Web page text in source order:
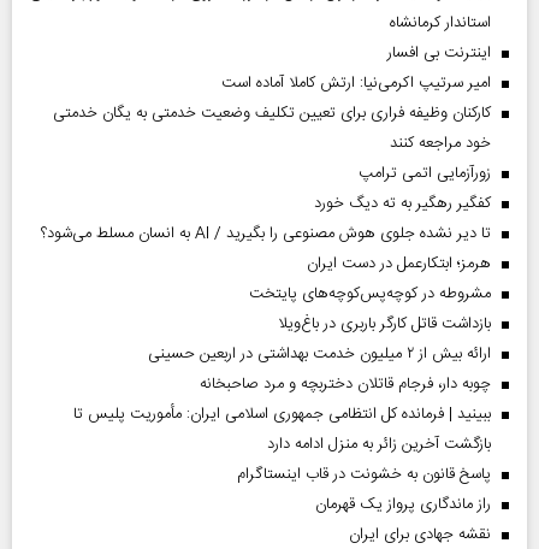
استاندار کرمانشاه
اینترنت بی افسار
امیر سرتیپ اکرمی‌نیا: ارتش کاملا آماده است
کارکنان وظیفه فراری برای تعیین تکلیف وضعیت خدمتی به یگان خدمتی
خود مراجعه کنند
زورآزمایی اتمی ترامپ
کفگیر رهگیر به ته دیگ خورد
تا دیر نشده جلوی هوش مصنوعی را بگیرید / AI به انسان مسلط می‌شود؟
هرمز؛ ابتکارعمل در دست ایران
مشروطه در کوچه‌پس‌کوچه‌های پایتخت
بازداشت قاتل کارگر باربری در باغ‌ویلا
ارائه بیش از ۲ میلیون خدمت بهداشتی در اربعین حسینی
چوبه دار، فرجام قاتلان دختربچه و مرد صاحبخانه
ببینید | فرمانده کل انتظامی جمهوری اسلامی ایران­: مأموریت پلیس تا
بازگشت آخرین زائر به منزل ادامه دارد
پاسخ قانون به خشونت در قاب اینستاگرام
راز ماندگاری پرواز یک قهرمان
نقشه جهادی برای ایران